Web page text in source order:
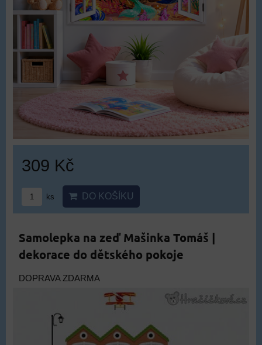
309 Kč
ks DO KOŠÍKU
Samolepka na zeď Mašinka Tomáš |
dekorace do dětského pokoje
DOPRAVA ZDARMA